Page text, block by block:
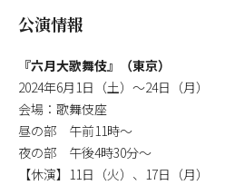
公演情報
『六月大歌舞伎』（東京）
2024年6月1日（土）～24日（月）
会場：歌舞伎座
昼の部 午前11時～
夜の部 午後4時30分～
【休演】11日（火）、17日（月）